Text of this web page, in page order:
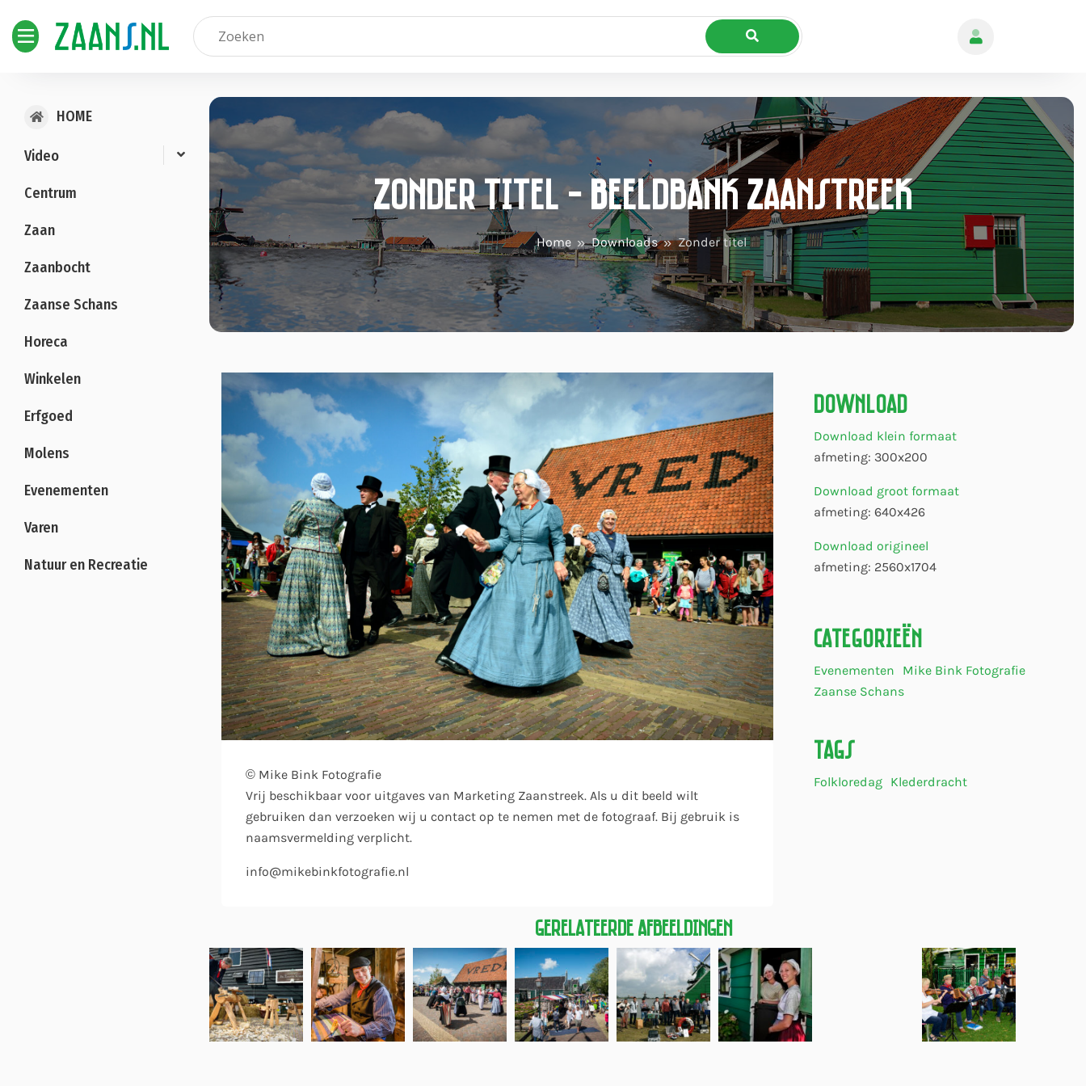
HOME
Video
Centrum
Zaan
Zaanbocht
Zaanse Schans
Horeca
Winkelen
Erfgoed
Molens
Evenementen
Varen
Natuur en Recreatie
Zonder titel - Beeldbank Zaanstreek
Home Downloads Zonder titel
© Mike Bink Fotografie
Vrij beschikbaar voor uitgaves van Marketing Zaanstreek. Als u dit beeld wilt
gebruiken dan verzoeken wij u contact op te nemen met de fotograaf. Bij gebruik is
naamsvermelding verplicht.
info@mikebinkfotografie.nl
Download
Download klein formaat
afmeting: 300x200
Download groot formaat
afmeting: 640x426
Download origineel
afmeting: 2560x1704
Categorieën
Evenementen
Mike Bink Fotografie
Zaanse Schans
Tags
Folkloredag Klederdracht
Gerelateerde Afbeeldingen